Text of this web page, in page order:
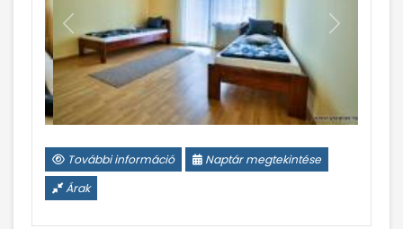
Vissza
További információ
Naptár megtekintése
Árak